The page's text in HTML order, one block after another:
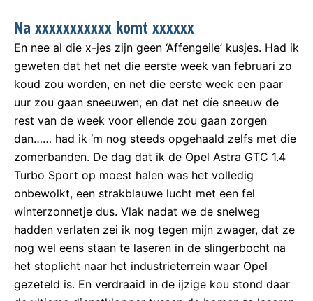
Na xxxxxxxxxxx komt xxxxxx
En nee al die x-jes zijn geen ‘Affengeile’ kusjes. Had ik
geweten dat het net die eerste week van februari zo
koud zou worden, en net die eerste week een paar
uur zou gaan sneeuwen, en dat net díe sneeuw de
rest van de week voor ellende zou gaan zorgen
dan…… had ik ‘m nog steeds opgehaald zelfs met die
zomerbanden. De dag dat ik de Opel Astra GTC 1.4
Turbo Sport op moest halen was het volledig
onbewolkt, een strakblauwe lucht met een fel
winterzonnetje dus. Vlak nadat we de snelweg
hadden verlaten zei ik nog tegen mijn zwager, dat ze
nog wel eens staan te laseren in de slingerbocht na
het stoplicht naar het industrieterrein waar Opel
gezeteld is. En verdraaid in de ijzige kou stond daar